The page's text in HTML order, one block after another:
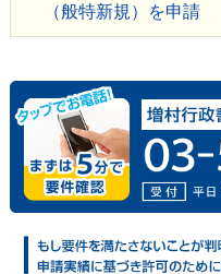
（般特新規）を申請